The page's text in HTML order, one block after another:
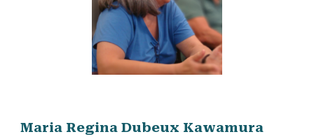
Maria Regina Dubeux Kawamura